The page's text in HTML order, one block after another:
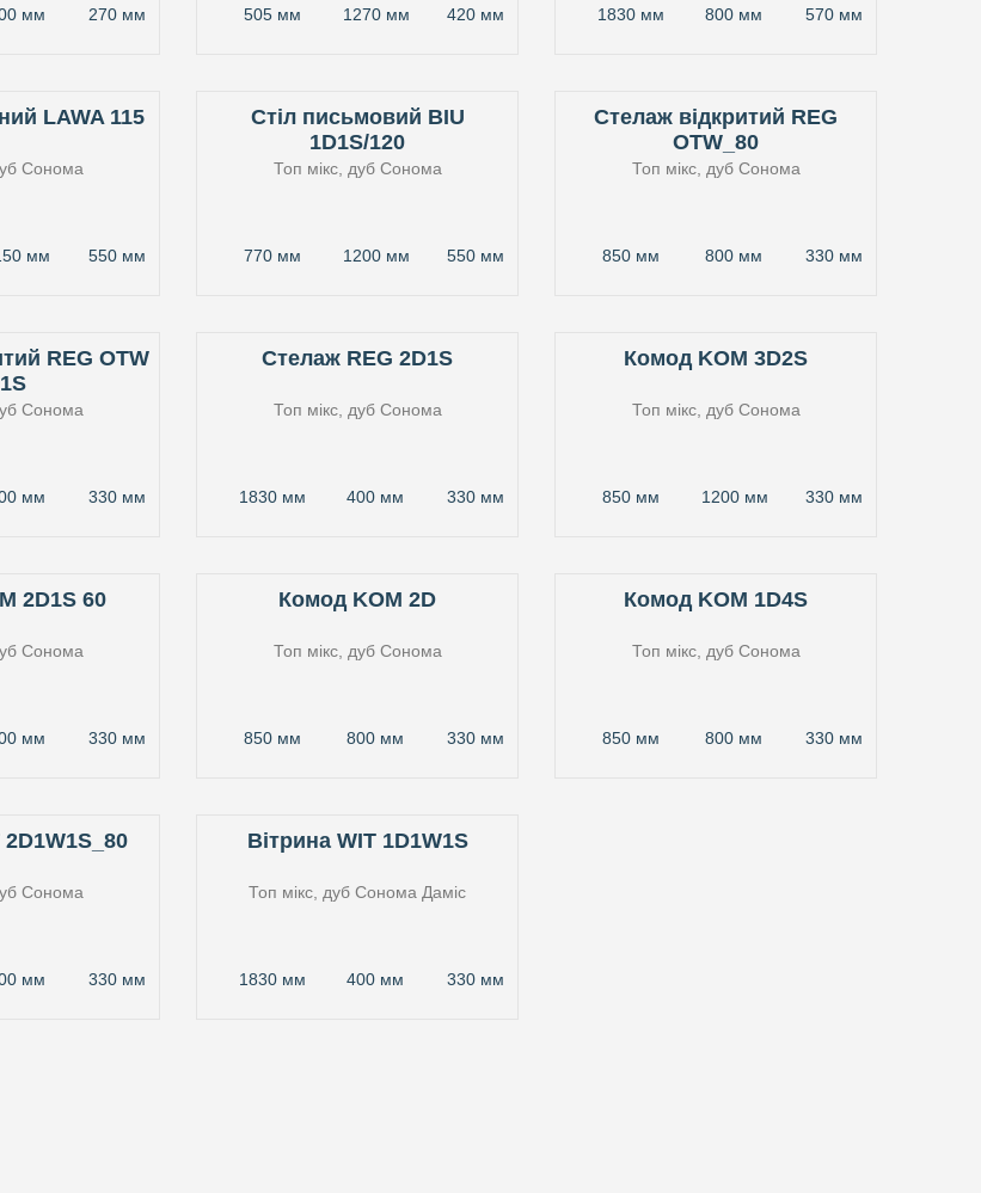
мм 270 мм 505 мм 1270 мм 420 мм 1830 мм 800 мм 570 мм
LAWA 115
Сонома
мм 550 мм
Стіл письмовий BIU
1D1S/120
Топ мікс, дуб Сонома
770 мм 1200 мм 550 мм
Стелаж відкритий REG
OTW_80
Топ мікс, дуб Сонома
850 мм 800 мм 330 мм
REG OTW
Сонома
мм 330 мм
Стелаж REG 2D1S
Топ мікс, дуб Сонома
1830 мм 400 мм 330 мм
Комод KOM 3D2S
Топ мікс, дуб Сонома
850 мм 1200 мм 330 мм
2D1S 60
Сонома
мм 330 мм
Комод KOM 2D
Топ мікс, дуб Сонома
850 мм 800 мм 330 мм
Комод KOM 1D4S
Топ мікс, дуб Сонома
850 мм 800 мм 330 мм
Сонома
мм 330 мм
Вітрина WIT 1D1W1S
Топ мікс, дуб Сонома Даміс
1830 мм 400 мм 330 мм